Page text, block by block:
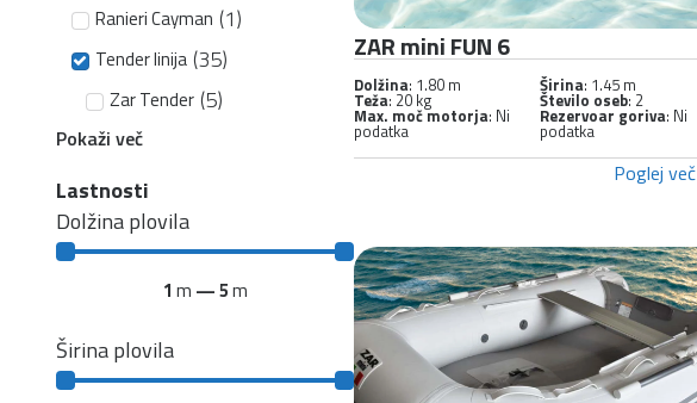
Ranieri Cayman (1)
Tender linija (35)
Zar Tender (5)
Pokaži več
Lastnosti
Dolžina plovila
1 m —5m
Širina plovila
ZAR mini FUN 6
Dolžina: 1.80 m Širina: 1.45 m
Teža: 20 kg Število oseb: 2
Max. moč motorja: Ni
podatka
Rezervoar goriva: Ni
podatka
Poglej več